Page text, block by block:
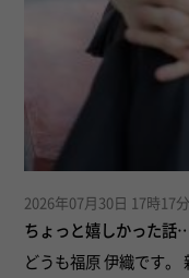
2026年07月30日 17時17分
ちょっと嬉しかった話
どうも福原 伊織です。